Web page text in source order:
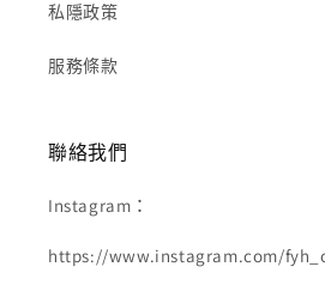
私隱政策
服務條款
聯絡我們
Instagram：
https://www.instagram.com/